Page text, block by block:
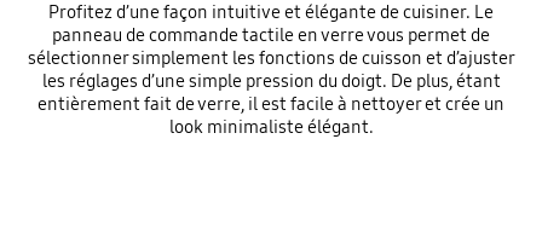
Profitez d’une façon intuitive et élégante de cuisiner. Le
panneau de commande tactile en verre vous permet de
sélectionner simplement les fonctions de cuisson et d’ajuster
les réglages d’une simple pression du doigt. De plus, étant
entièrement fait de verre, il est facile à nettoyer et crée un
look minimaliste élégant.